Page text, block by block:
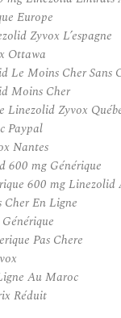
Europe
Zyvox L’espagne
Ottawa
Le Moins Cher Sans
Moins Cher
Linezolid Zyvox
Paypal
Nantes
600 mg Générique
600 mg Linezolid
En Ligne
Pas Chere
Au Maroc
Réduit